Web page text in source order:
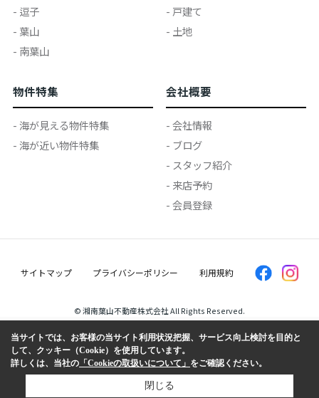
- 逗子
- 葉山
- 南葉山
- 戸建て
- 土地
物件特集
- 海が見える物件特集
- 海が近い物件特集
会社概要
- 会社情報
- ブログ
- スタッフ紹介
- 来店予約
- 会員登録
サイトマップ プライバシーポリシー 利用規約
© 湘南葉山不動産株式会社 All Rights Reserved.
当サイトでは、お客様の当サイト利用状況把握、サービス向上検討を目的と
して、クッキー（Cookie）を使用しています。
詳しくは、当社の 「Cookieの取扱いについて」 をご確認ください。
閉じる